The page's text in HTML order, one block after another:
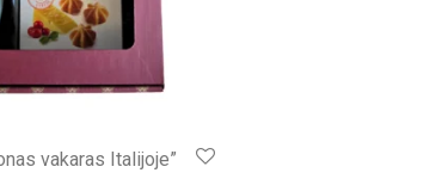
vakaras Italijoje”